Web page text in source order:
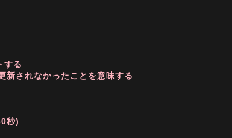
する
新されなかったことを意味する
秒)